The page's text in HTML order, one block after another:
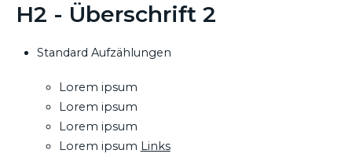
H2 - Überschrift 2
Standard Aufzählungen
Lorem ipsum
Lorem ipsum
Lorem ipsum
Lorem ipsum Links